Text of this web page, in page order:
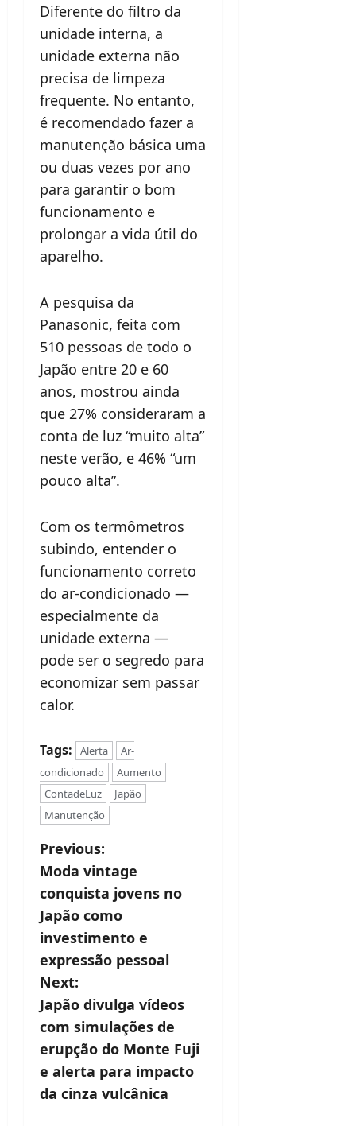
Diferente do filtro da
unidade interna, a
unidade externa não
precisa de limpeza
frequente. No entanto,
é recomendado fazer a
manutenção básica uma
ou duas vezes por ano
para garantir o bom
funcionamento e
prolongar a vida útil do
aparelho.
A pesquisa da
Panasonic, feita com
510 pessoas de todo o
Japão entre 20 e 60
anos, mostrou ainda
que 27% consideraram a
conta de luz “muito alta”
neste verão, e 46% “um
pouco alta”.
Com os termômetros
subindo, entender o
funcionamento correto
do ar-condicionado —
especialmente da
unidade externa —
pode ser o segredo para
economizar sem passar
calor.
Tags: Alerta
Ar-
condicionado
Aumento
ContadeLuz
Japão
Manutenção
P
o
s
t
n
a
v
i
g
Previous:
Moda vintage
conquista jovens no
Japão como
investimento e
expressão pessoal
Next:
Japão divulga vídeos
com simulações de
erupção do Monte Fuji
e alerta para impacto
da cinza vulcânica